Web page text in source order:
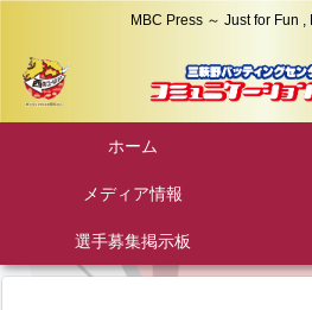
MBC Press ～ Just for Fun ,
ホーム
メディア情報
選手募集掲示板